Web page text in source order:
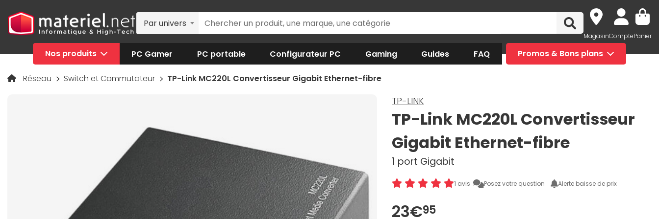
Par univers
MagasinComptePanier
Nos produits PC Gamer PC portable Configurateur PC Gaming Guides FAQ Promos & Bons plans
Réseau Switch et Commutateur TP-Link MC220L Convertisseur Gigabit Ethernet-fibre
TP-LINK
TP-Link MC220L Convertisseur
Gigabit Ethernet-fibre
1 port Gigabit
1 avis Posez votre question Alerte baisse de prix
23€95